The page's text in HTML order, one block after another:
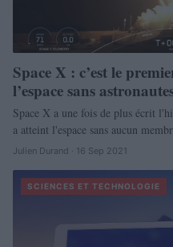
Space X : c’est le
l’espace sans
Space X a une fois de plus écrit
a atteint l'espace sans aucun
Julien Durand · 16 Sep 2021
SCIENCES ET TECHNOLOGIE